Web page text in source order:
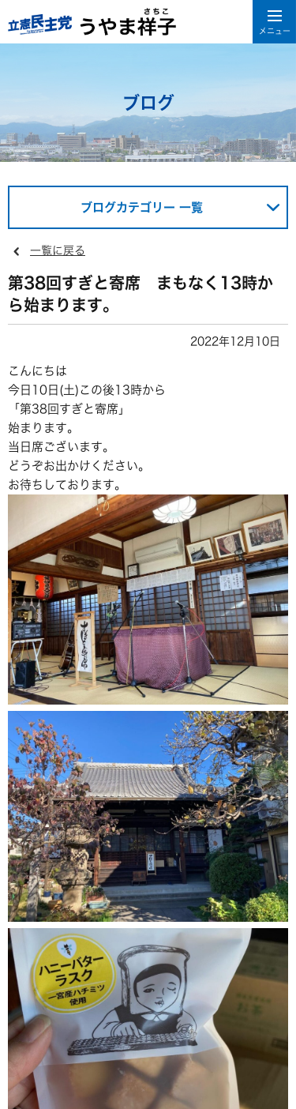
ブログ
ブログカテゴリー 一覧
一覧に戻る
第38回すぎと寄席 まもなく13時か
ら始まります。
2022年12月10日
こんにちは
今日10日(土)この後13時から
「第38回すぎと寄席」
始まります。
当日席ございます。
どうぞお出かけください。
お待ちしております。